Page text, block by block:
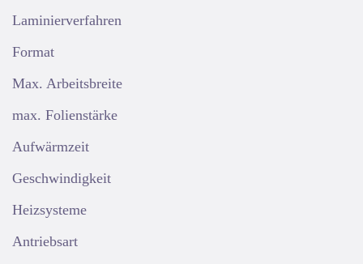
Laminierverfahren
Format
Max. Arbeitsbreite
max. Folienstärke
Aufwärmzeit
Geschwindigkeit
Heizsysteme
Antriebsart